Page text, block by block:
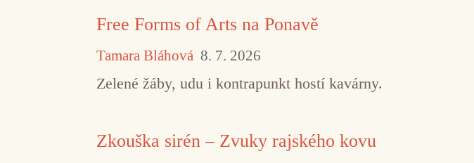
Free Forms of Arts na Ponavě
Tamara Bláhová 8. 7. 2026
Zelené žáby, udu i kontrapunkt hostí kavárny.
Zkouška sirén – Zvuky rajského kovu